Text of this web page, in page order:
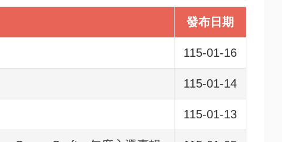
發布日期
115-01-16
115-01-14
115-01-13